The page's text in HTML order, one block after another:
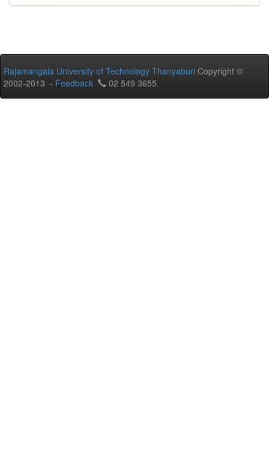
Rajamangala University of Technology Thanyaburi Copyright ©
2002-2013 - Feedback 02 549 3655